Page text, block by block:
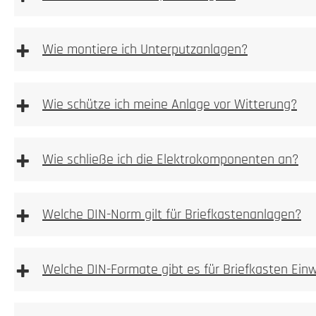
Bitte achten
1. Prüfen
+ Wie montiere ich Unterputzanlagen?
+ Wie schütze ich meine Anlage vor Witterung?
+ Wie schließe ich die Elektrokomponenten an?
vom Hersteller beigelegte Betriebsanleitung!
+ Welche DIN-Norm gilt für Briefkastenanlagen?
+ Welche DIN-Formate gibt es für Briefkasten